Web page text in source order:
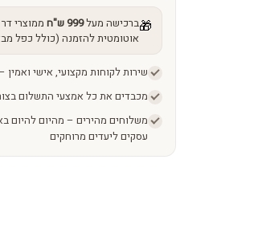
🎁ברכישה מעל999 ש"ח ממוצרי
אוטומטית להזמנה (כולל כפל
שירות לקוחות מקצועי, אישי
מכבדים את כל אמצעי התשלום
עסקים ליעדים מרוחקים